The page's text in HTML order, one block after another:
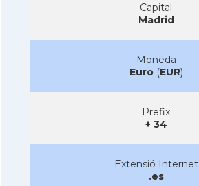
Capital
Madrid
Moneda
Euro(EUR)
Prefix
+ 34
Extensió Internet
.es